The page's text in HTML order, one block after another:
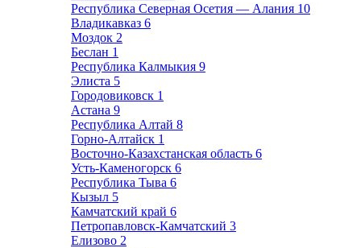
Республика Северная Осетия — Алания 10
Владикавказ 6
Моздок 2
Беслан 1
Республика Калмыкия 9
Элиста 5
Городовиковск 1
Астана 9
Республика Алтай 8
Горно-Алтайск 1
Восточно-Казахстанская область 6
Усть-Каменогорск 6
Республика Тыва 6
Кызыл 5
Камчатский край 6
Петропавловск-Камчатский 3
Елизово 2